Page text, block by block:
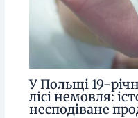
У Польщі 19-
лісі немовля:
несподіване